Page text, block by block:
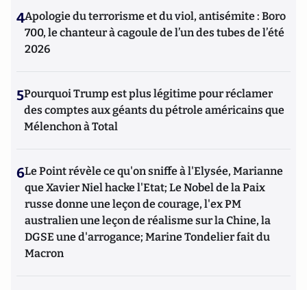
4Apologie du terrorisme et du viol, antisémite : Boro
700, le chanteur à cagoule de l’un des tubes de l’été
2026
5Pourquoi Trump est plus légitime pour réclamer
des comptes aux géants du pétrole américains que
Mélenchon à Total
6Le Point révèle ce qu'on sniffe à l'Elysée, Marianne
que Xavier Niel hacke l'Etat; Le Nobel de la Paix
russe donne une leçon de courage, l'ex PM
australien une leçon de réalisme sur la Chine, la
DGSE une d'arrogance; Marine Tondelier fait du
Macron